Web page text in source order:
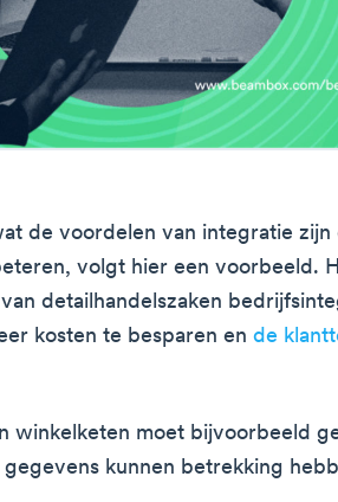
de voordelen van integratie zijn
volgt hier een voorbeeld.
detailhandelszaken
kosten te besparen en de
winkelketen moet bijvoorbeeld
kunnen betrekking